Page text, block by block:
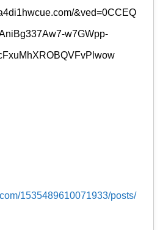
&ved=0CCEQ
w7GWpp-
1535489610071933/posts/